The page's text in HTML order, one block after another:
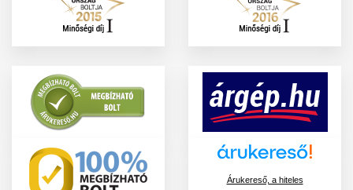
Árukereső, a hiteles